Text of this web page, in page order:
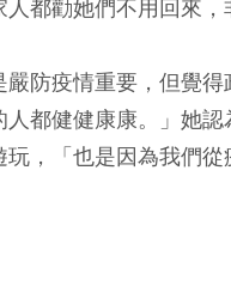
都勸她們不用回來，
防疫情重要，但覺
都健健康康。」她
，「也是因為我們